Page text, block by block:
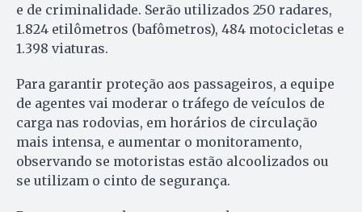
e de criminalidade. Serão utilizados 250 radares,
1.824 etilômetros (bafômetros), 484 motocicletas e
1.398 viaturas.
Para garantir proteção aos passageiros, a equipe
de agentes vai moderar o tráfego de veículos de
carga nas rodovias, em horários de circulação
mais intensa, e aumentar o monitoramento,
observando se motoristas estão alcoolizados ou
se utilizam o cinto de segurança.